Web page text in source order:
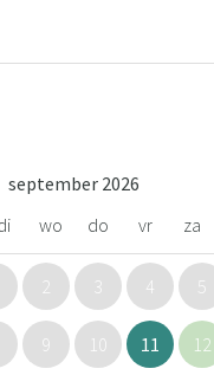
september 2026
wo do vr za
2 3 4 5
9 10 11 12